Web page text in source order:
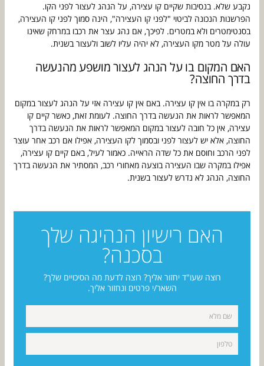
נקבע שלא. בנסיבות שקיים קו עצירה, על הנהג לעצור לפני הקו.
הפרשנות הנכונה לביטוי "לפני קו העצירה", הינה סמוך לפני קו העצירה,
בסנטימטרים ולא במטרים. לפיכך, אם נהג עצר את רכבו במרחק שאינו
עולה על מטר מקו העצירה, לא יהיה עליו לשוב ולעצור בשנית.
האם המקום בו על הנהג לעצור מושפע מהנעשה
בדרך החוצה?
רק במקרה בו אין קו עצירה. באם אין קו עצירה אזי על הנהג לעצור במקום
המאפשר לראות את הנעשה בדרך החוצה. לעומת זאת, כאשר קיים קו
עצירה, אין כל חובה לעצור במקום המאפשר לראות את הנעשה בדרך
החוצה, אלא יש לעצור לפני ובסמוך לקו העצירה, אפילו אם רכב אחר עוצר
לפני הרכב וחוסם את כל שדה הראייה. כאמור לעיל, באם קיים קו עצירה,
אפילו במקרה שבו העצירה בוצעה מאחורי רכב, המסתיר את הנעשה בדרך
החוצה, הנהג לא נדרש לעצור בשנית.
האם רישיון הנהיגה שלך
בסכנה?
רוצה שעו"ד יחזור אליך? רוצה לדעת מה הסיכויים שלך?
השאר/י פרטים ונחזור אליך.